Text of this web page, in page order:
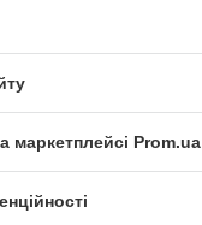
маркетплейсі Prom.ua